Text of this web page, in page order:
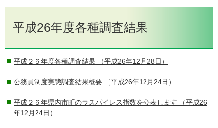
平成26年度各種調査結果
平成２６年度各種調査結果 （平成26年12月28日）
公務員制度実態調査結果概要 （平成26年12月24日）
平成２６年県内市町のラスパイレス指数を公表します （平成26
年12月24日）